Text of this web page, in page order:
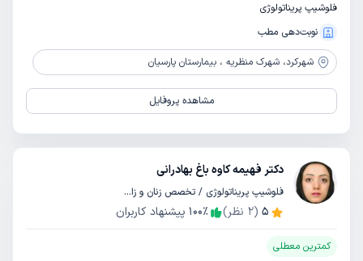
فلوشیپ پریناتولوژی
نوبت‌دهی مطب
شهرکرد، شهرک منظریه ، بیمارستان پارسیان
مشاهده پروفایل
دکتر فهیمه کاوه باغ بهادرانی
فلوشیپ پریناتولوژی / تخصص زنان و زایمان
5
(
2 نظر) 100٪ پیشنهاد کاربران
کمترین معطلی